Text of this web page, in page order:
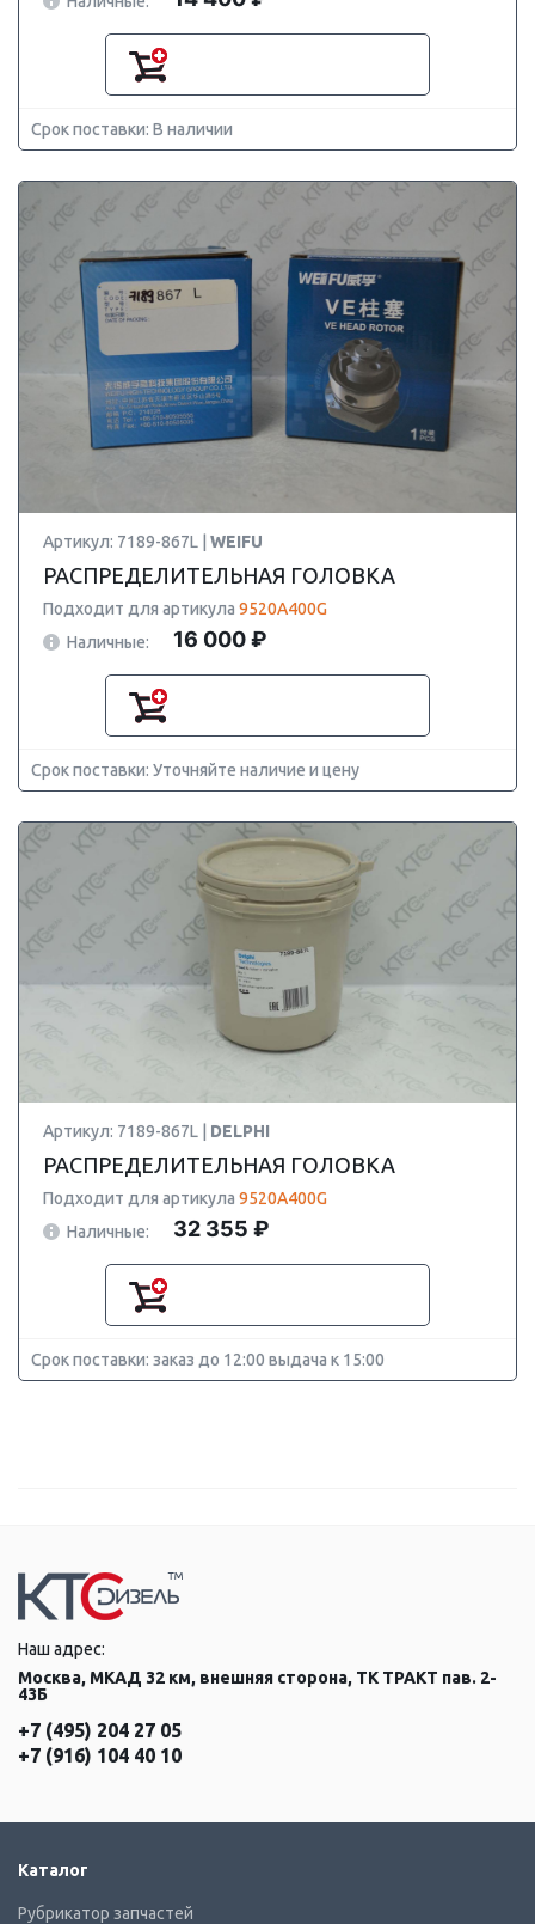
Срок поставки: В наличии
Артикул: 7189-867L | WEIFU
РАСПРЕДЕЛИТЕЛЬНАЯ ГОЛОВКА
Подходит для артикула 9520A400G
Наличные:
16 000 ₽
Срок поставки: Уточняйте наличие и цену
Артикул: 7189-867L | DELPHI
РАСПРЕДЕЛИТЕЛЬНАЯ ГОЛОВКА
Подходит для артикула 9520A400G
Наличные:
32 355 ₽
Срок поставки: заказ до 12:00 выдача к 15:00
Наш адрес:
Москва, МКАД 32 км, внешняя сторона, ТК ТРАКТ пав. 2-
43Б
+7 (495) 204 27 05
+7 (916) 104 40 10
Каталог
Рубрикатор запчастей